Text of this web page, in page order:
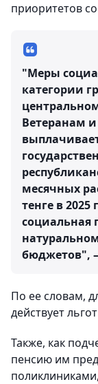
приоритетов
"Меры
категории
Ветеранам
месячных
тенге в
бюджетов", –
По ее словам,
действует
Также, как
пенсию им